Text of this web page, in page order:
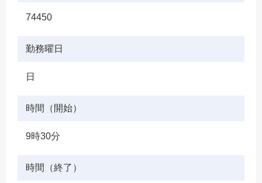
74450
勤務曜日
日
時間（開始）
9時30分
時間（終了）